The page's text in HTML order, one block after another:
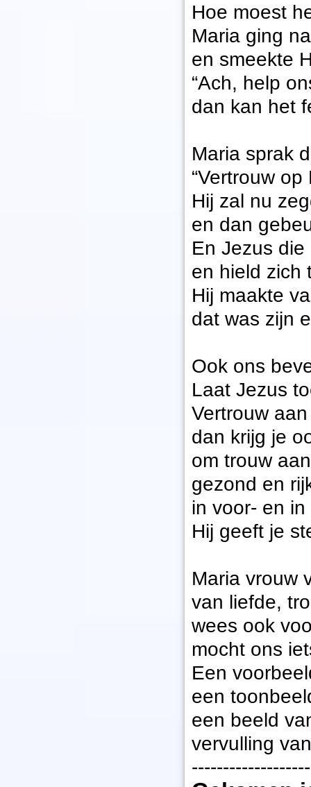
Hoe moest
Maria ging
en smeekte
“Ach, help
dan kan het
Maria sprak
“Vertrouw
Hij zal nu
en dan
En Jezus
en hield zich
Hij maakte
dat was zijn
Ook ons
Laat Jezus
Vertrouw
dan krijg je
om trouw
gezond en
in voor- en
Hij geeft je
Maria vrouw
van liefde,
wees ook
mocht ons
Een
een
een beeld
vervulling